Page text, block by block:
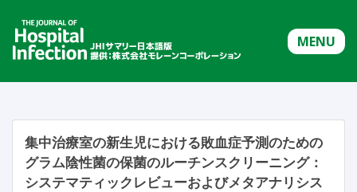
MENU
集中治療室の新生児における敗血症予測のための
グラム陰性菌の保菌のルーチンスクリーニング：
システマティックレビューおよびメタアナリシス